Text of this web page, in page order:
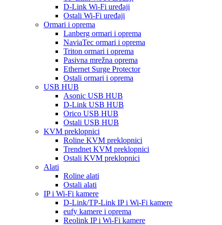
D-Link Wi-Fi uređaji
Ostali Wi-Fi uređaji
Ormari i oprema
Lanberg ormari i oprema
NaviaTec ormari i oprema
Triton ormari i oprema
Pasivna mrežna oprema
Ethernet Surge Protector
Ostali ormari i oprema
USB HUB
Asonic USB HUB
D-Link USB HUB
Orico USB HUB
Ostali USB HUB
KVM preklopnici
Roline KVM preklopnici
Trendnet KVM preklopnici
Ostali KVM preklopnici
Alati
Roline alati
Ostali alati
IP i Wi-Fi kamere
D-Link/TP-Link IP i Wi-Fi kamere
eufy kamere i oprema
Reolink IP i Wi-Fi kamere